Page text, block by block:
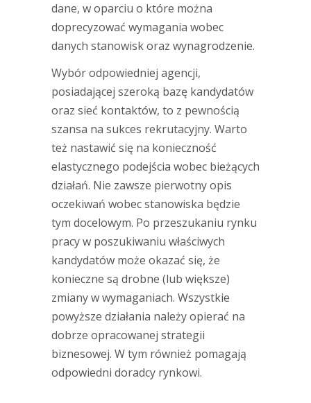
dane, w oparciu o które można
doprecyzować wymagania wobec
danych stanowisk oraz wynagrodzenie.
Wybór odpowiedniej agencji,
posiadającej szeroką bazę kandydatów
oraz sieć kontaktów, to z pewnością
szansa na sukces rekrutacyjny. Warto
też nastawić się na konieczność
elastycznego podejścia wobec bieżących
działań. Nie zawsze pierwotny opis
oczekiwań wobec stanowiska będzie
tym docelowym. Po przeszukaniu rynku
pracy w poszukiwaniu właściwych
kandydatów może okazać się, że
konieczne są drobne (lub większe)
zmiany w wymaganiach. Wszystkie
powyższe działania należy opierać na
dobrze opracowanej strategii
biznesowej. W tym również pomagają
odpowiedni doradcy rynkowi.